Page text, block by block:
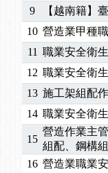
2026/07/15 【
2026/07/08【
2026/05/06【
2026/04/24 【
2025/11/11【中
2025/11/10【
2025/10/30【進
2025/08/20【
2025/08/12【
2025/07/06【中
9
【越南籍】
10 營造業甲種
11 職業安全衛
12 職業安全衛
13 施工架組配
14 職業安全衛
15
營造作業主
組配、鋼構
16 營造業職業